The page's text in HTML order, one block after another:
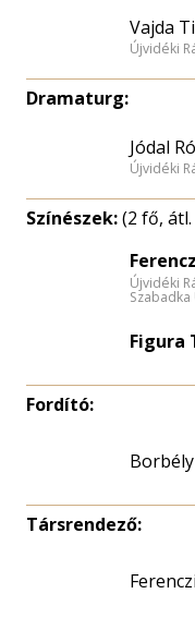
Vajda
Újvidéki
Dramaturg:
Jódal
Újvidéki
Színészek:(2 fő, átl.
Újvidéki
Figura
Fordító:
Társrendező: